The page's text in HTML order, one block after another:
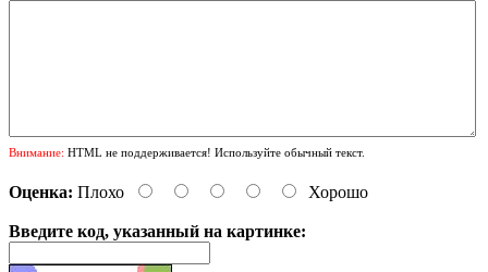
Внимание: HTML не поддерживается! Используйте обычный текст.
Оценка: Плохо Хорошо
Введите код, указанный на картинке: